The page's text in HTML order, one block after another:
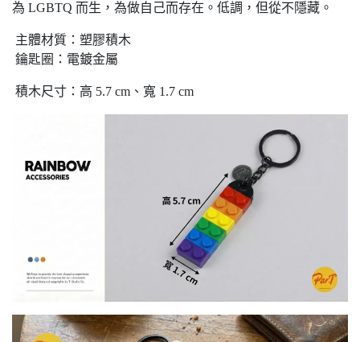
為 LGBTQ 而生，為做自己而存在。低調，但從不隱藏。
主體材質：塑膠積木
鑰匙圈：電鍍金屬
積木尺寸：高 5.7 cm、寬 1.7 cm